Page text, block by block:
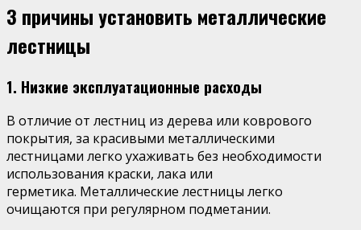
3 причины установить металлические
лестницы
1. Низкие эксплуатационные расходы
В отличие от лестниц из дерева или коврового
покрытия, за красивыми металлическими
лестницами легко ухаживать без необходимости
использования краски, лака или
герметика. Металлические лестницы легко
очищаются при регулярном подметании.